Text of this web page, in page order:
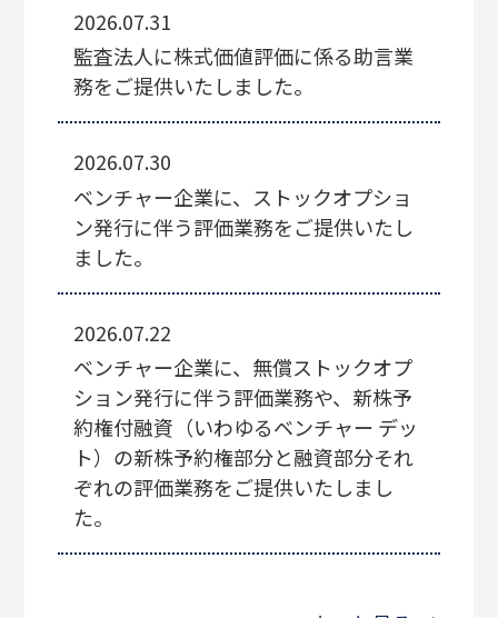
2026.07.31
監査法人に株式価値評価に係る助言業
務をご提供いたしました。
2026.07.30
ベンチャー企業に、ストックオプショ
ン発行に伴う評価業務をご提供いたし
ました。
2026.07.22
ベンチャー企業に、無償ストックオプ
ション発行に伴う評価業務や、新株予
約権付融資（いわゆるベンチャー デッ
ト）の新株予約権部分と融資部分それ
ぞれの評価業務をご提供いたしまし
た。